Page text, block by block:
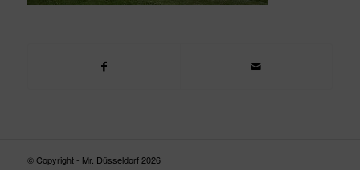
© Copyright - Mr. Düsseldorf 2026